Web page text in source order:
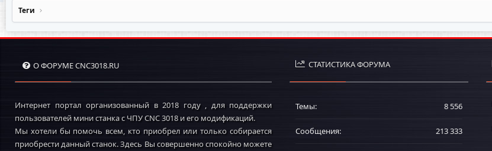
Теги
О ФОРУМЕ CNC3018.RU
Интернет портал организованный в 2018 году , для поддержки
пользователей мини станка с ЧПУ CNC 3018 и его модификаций.
Мы хотели бы помочь всем, кто приобрел или только собирается
приобрести данный станок. Здесь Вы совершенно спокойно можете
СТАТИСТИКА ФОРУМА
Темы 8 556
Сообщения 213 333